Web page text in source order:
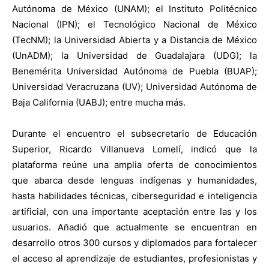
Autónoma de México (UNAM); el Instituto Politécnico
Nacional (IPN); el Tecnológico Nacional de México
(TecNM); la Universidad Abierta y a Distancia de México
(UnADM); la Universidad de Guadalajara (UDG); la
Benemérita Universidad Autónoma de Puebla (BUAP);
Universidad Veracruzana (UV); Universidad Autónoma de
Baja California (UABJ); entre mucha más.
Durante el encuentro el subsecretario de Educación
Superior, Ricardo Villanueva Lomelí, indicó que la
plataforma reúne una amplia oferta de conocimientos
que abarca desde lenguas indígenas y humanidades,
hasta habilidades técnicas, ciberseguridad e inteligencia
artificial, con una importante aceptación entre las y los
usuarios. Añadió que actualmente se encuentran en
desarrollo otros 300 cursos y diplomados para fortalecer
el acceso al aprendizaje de estudiantes, profesionistas y